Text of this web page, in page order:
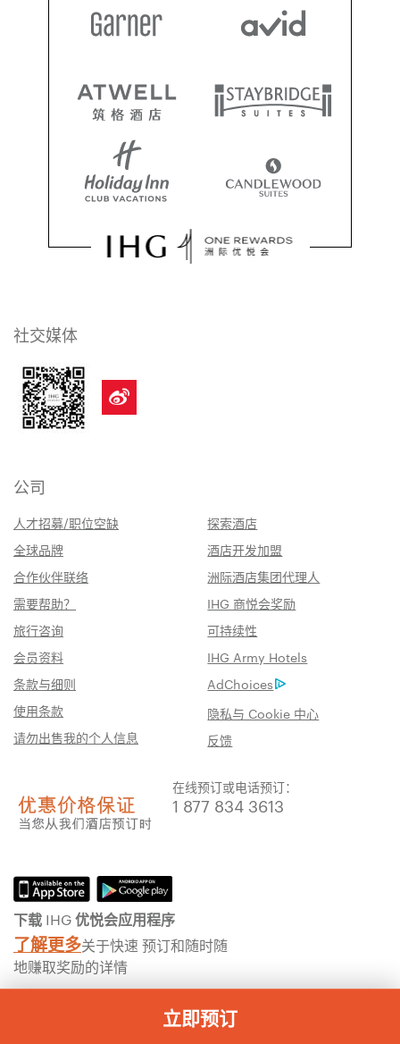
立即预订
社交媒体
公司
人才招募/职位空缺
探索酒店
全球品牌
酒店开发加盟
合作伙伴联络
洲际酒店集团代理人
需要帮助？
IHG 商悦会奖励
旅行咨询
可持续性
会员资料
IHG Army Hotels
条款与细则
AdChoices
使用条款
隐私与 Cookie 中心
请勿出售我的个人信息
反馈
在线预订或电话预订：
1 877 834 3613
下载 IHG 优悦会应用程序
了解更多关于快速 预订和随时随
地赚取奖励的详情
为了确保您能在我们的网站上收获无与伦比的体验，我们运用机器翻译技术，